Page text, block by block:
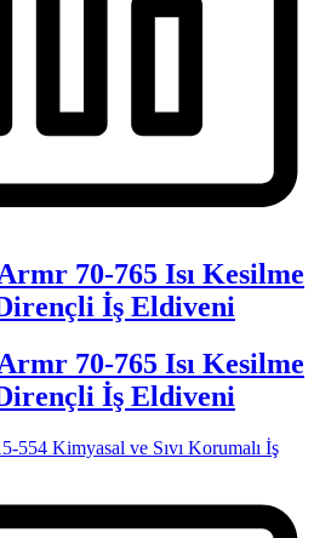
70-765 Isı Kesilme
İş Eldiveni
70-765 Isı Kesilme
İş Eldiveni